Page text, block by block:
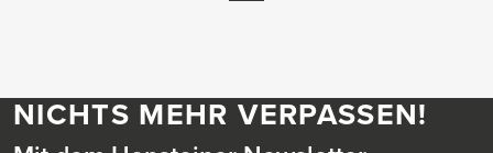
NICHTS MEHR VERPASSEN!